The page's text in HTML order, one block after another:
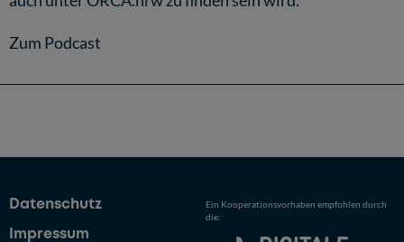
Zum Podcast
Datenschutz
Impressum
Ein Kooperationsvorhaben empfohlen durch
die: